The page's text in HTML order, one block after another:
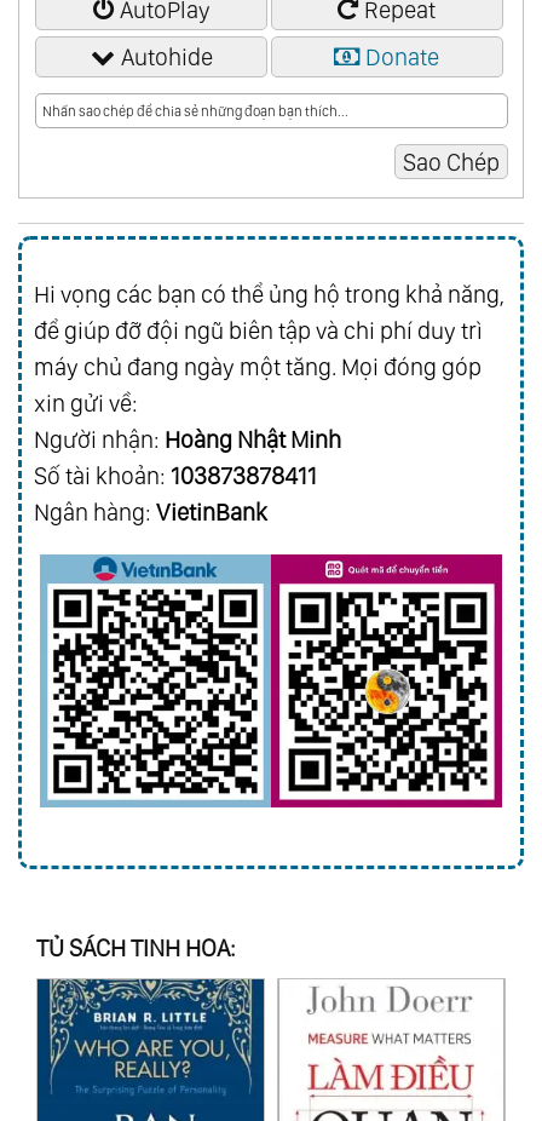
AutoPlay
Repeat
Autohide
Donate
Hi vọng các bạn có thể ủng hộ trong khả năng,
để giúp đỡ đội ngũ biên tập và chi phí duy trì
máy chủ đang ngày một tăng. Mọi đóng góp
xin gửi về:
Người nhận: Hoàng Nhật Minh
Số tài khoản: 103873878411
Ngân hàng: VietinBank
TỦ SÁCH TINH HOA: